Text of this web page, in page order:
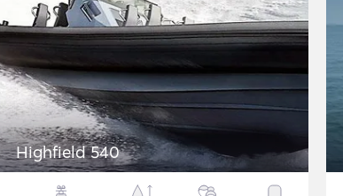
Highfield 540